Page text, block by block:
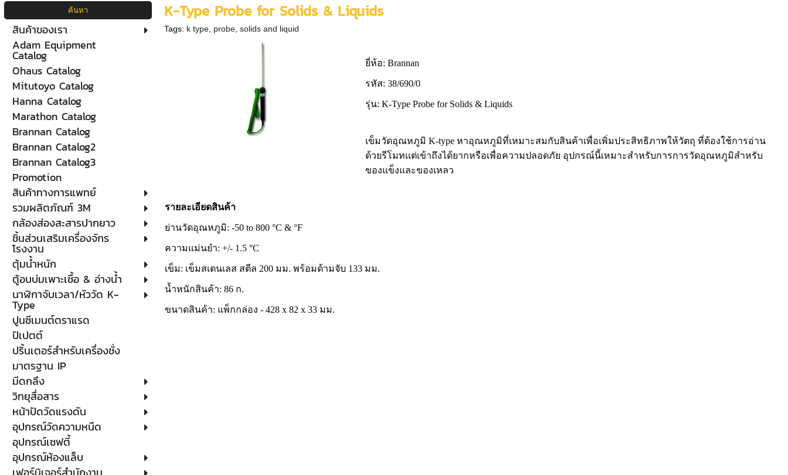
สินค้าของเรา
Adam Equipment
Catalog
Ohaus Catalog
Mitutoyo Catalog
Hanna Catalog
Marathon Catalog
Brannan Catalog
Brannan Catalog2
Brannan Catalog3
Promotion
สินค้าทางการแพทย์
รวมผลิตภัณฑ์ 3M
กล้องส่องสะสารปากยาว
ชิ้นส่วนเสริมเครื่องจักร
โรงงาน
ตุ้มน้ำหนัก
ตู้อบบ่มเพาะเชื้อ & อ่างน้ำ
นาฬิกาจับเวลา/หัววัด K-
Type
ปูนซีเมนต์ตราแรด
ปิเปตต์
ปริ้นเตอร์สำหรับเครื่องชั่ง
มาตรฐาน IP
มีดกลึง
วิทยุสื่อสาร
หน้าปัดวัดแรงดัน
อุปกรณ์วัดความหนืด
อุปกรณ์เซฟตี้
อุปกรณ์ห้องแล็บ
K-Type Probe for Solids & Liquids
Tags: k type probe ,solids and liquid
ยี่ห้อ: Brannan
รหัส: 38/690/0
รุ่น: K-Type Probe for Solids & Liquids
เข็มวัดอุณหภูมิ K-type หาอุณหภูมิที่เหมาะสมกับสินค้าเพื่อเพิ่มประสิทธิภาพให้วัตถุ ที่ต้องใช้การอ่าน
ด้วยรีโมทแต่เข้าถึงได้ยากหรือเพื่อความปลอดภัย อุปกรณ์นี้เหมาะสำหรับการการวัดอุณหภูมิสำหรับ
ของแข็งและของเหลว
รายละเอียดสินค้า
ย่านวัดอุณหภูมิ: -50 to 800 °C & °F
ความแม่นยำ: +/- 1.5 °C
เข็ม: เข็มสเตนเลส สตีล 200 มม. พร้อมด้ามจับ 133 มม.
น้ำหนักสินค้า: 86 ก.
ขนาดสินค้า: แพ็กกล่อง - 428 x 82 x 33 มม.